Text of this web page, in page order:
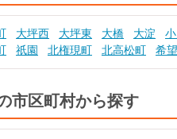
大坪西 大坪東 大橋 大淀
祇園 北権現町 北高松町 希
市区町村から探す